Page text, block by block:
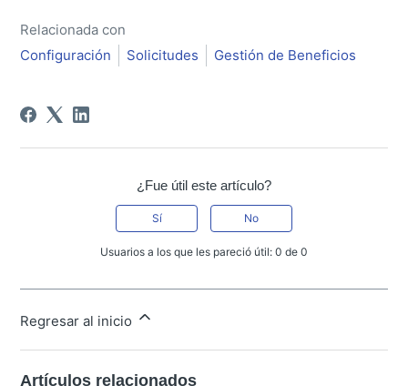
Relacionada con
Configuración
Solicitudes Gestión de Beneficios
¿Fue útil este artículo?
Sí No
Usuarios a los que les pareció útil: 0 de 0
Regresar al inicio
Artículos relacionados